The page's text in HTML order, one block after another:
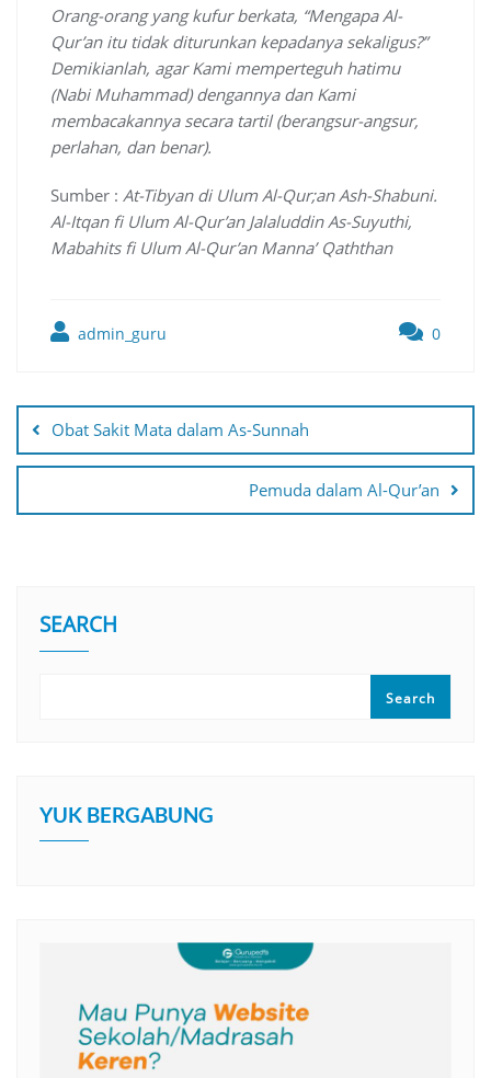
Orang-orang yang kufur berkata, “Mengapa Al-
Qur’an itu tidak diturunkan kepadanya sekaligus?”
Demikianlah, agar Kami memperteguh hatimu
(Nabi Muhammad) dengannya dan Kami
membacakannya secara tartil (berangsur-angsur,
perlahan, dan benar).
Sumber : At-Tibyan di Ulum Al-Qur;an Ash-Shabuni.
Al-Itqan fi Ulum Al-Qur’an Jalaluddin As-Suyuthi,
Mabahits fi Ulum Al-Qur’an Manna’ Qaththan
admin_guru 0
navigation
Obat Sakit Mata dalam As-Sunnah
Pemuda dalam Al-Qur’an
SEARCH
Search
YUK BERGABUNG